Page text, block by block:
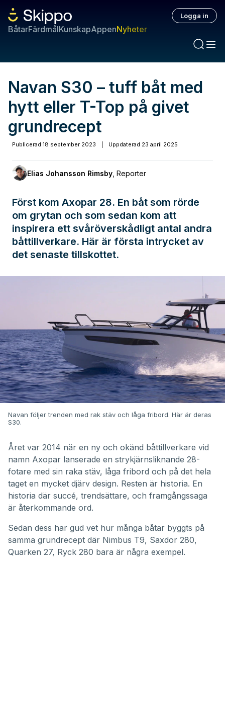
BåtarFärdmålKunskapAppenNyheter
Logga in
Navan S30 – tuff båt med
hytt eller T-Top på givet
grundrecept
Publicerad 18 september 2023 Uppdaterad 23 april 2025
Elias Johansson Rimsby Reporter
Först kom Axopar 28. En båt som rörde
om grytan och som sedan kom att
inspirera ett svåröverskådligt antal andra
båttillverkare. Här är första intrycket av
det senaste tillskottet.
Navan följer trenden med rak stäv och låga fribord. Här är deras
S30.
Året var 2014 när en ny och okänd båttillverkare vid
namn Axopar lanserade en strykjärnsliknande 28-
fotare med sin raka stäv, låga fribord och på det hela
taget en mycket djärv design. Resten är historia. En
historia där succé, trendsättare, och framgångssaga
är återkommande ord.
Sedan dess har gud vet hur många båtar byggts på
samma grundrecept där Nimbus T9, Saxdor 280,
Quarken 27, Ryck 280 bara är några exempel.